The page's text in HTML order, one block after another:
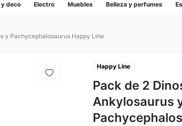
deco Electro Muebles Belleza y perfumes
y Pachycephalosaurus Happy Line
Happy Line
Pack de 2
Ankylosaurus